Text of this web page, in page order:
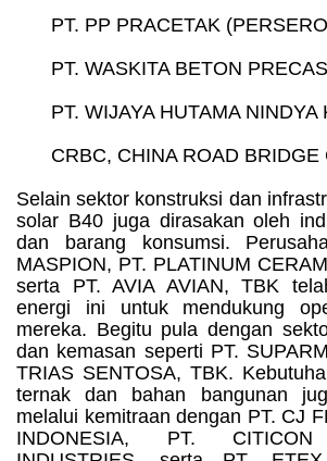
PT. PP PRACETAK
PT. WASKITA BETON
PT. WIJAYA HUTAMA NINDYA
CRBC, CHINA ROAD BRIDGE
Selain sektor konstruksi dan
solar B40 juga dirasakan oleh
dan barang konsumsi.
MASPION, PT. PLATINUM
serta PT. AVIA AVIAN, TBK
energi ini untuk mendukung
mereka. Begitu pula dengan
dan kemasan seperti PT.
TRIAS SENTOSA, TBK.
ternak dan bahan bangunan
melalui kemitraan dengan PT. CJ
INDONESIA, PT. CITICON